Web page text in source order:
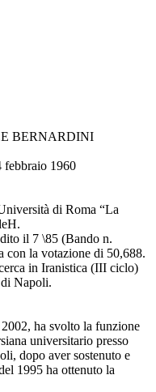
BERNARDINI
febbraio 1960
di Roma “La
il 7 \85 (Bando n.
con la votazione di 50,688.
in Iranistica (III ciclo)
Napoli.
ha svolto la funzione
universitario presso
dopo aver sostenuto e
1995 ha ottenuto la